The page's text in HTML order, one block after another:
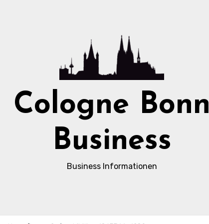
Cologne Bonn
Business
Business Informationen